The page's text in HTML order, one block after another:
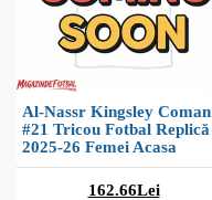
Al-Nassr Kingsley Coman
#21 Tricou Fotbal Replică
2025-26 Femei Acasa
162.66Lei